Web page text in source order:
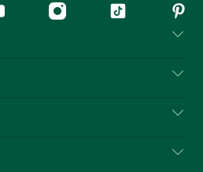
InstagramTikTok